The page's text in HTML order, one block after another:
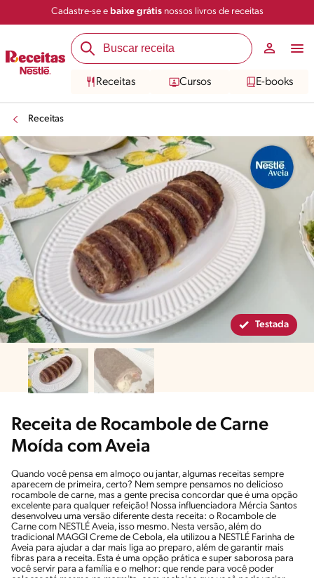
Cadastre-se e baixe grátisnossos livros de receitas
Receitas Cursos E-books
Receitas
Salvar Compartilhar
Testada
Receita de Rocambole de Carne
Moída com Aveia
Quando você pensa em almoço ou jantar, algumas receitas sempre
aparecem de primeira, certo? Nem sempre pensamos no delicioso
rocambole de carne, mas a gente precisa concordar que é uma opção
excelente para qualquer refeição! Nossa influenciadora Mércia Santos
desenvolveu uma versão diferente desta receita: o Rocambole de
Carne com NESTLÉ Aveia, isso mesmo. Nesta versão, além do
tradicional MAGGI Creme de Cebola, ela utilizou a NESTLÉ Farinha de
Aveia para ajudar a dar mais liga ao preparo, além de garantir mais
fibras para a receita. Esta é uma opção prática e super saborosa para
você servir para a família e o melhor: que rende para você poder